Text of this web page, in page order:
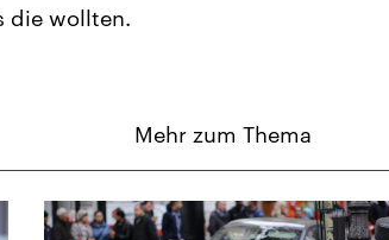
die wollten.
Mehr zum Thema